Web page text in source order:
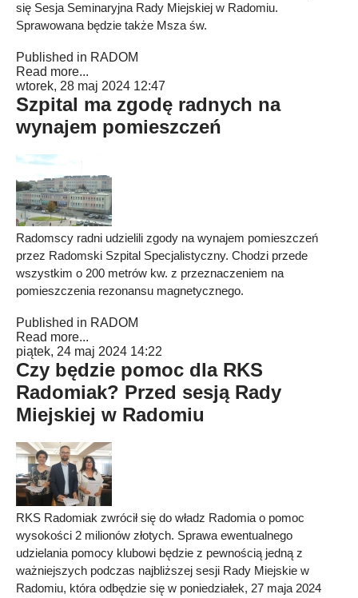
się Sesja Seminaryjna Rady Miejskiej w Radomiu.
Sprawowana będzie także Msza św.
Published in RADOM
Read more...
wtorek, 28 maj 2024 12:47
Szpital ma zgodę radnych na
wynajem pomieszczeń
Radomscy radni udzielili zgody na wynajem pomieszczeń
przez Radomski Szpital Specjalistyczny. Chodzi przede
wszystkim o 200 metrów kw. z przeznaczeniem na
pomieszczenia rezonansu magnetycznego.
Published in RADOM
Read more...
piątek, 24 maj 2024 14:22
Czy będzie pomoc dla RKS
Radomiak? Przed sesją Rady
Miejskiej w Radomiu
RKS Radomiak zwrócił się do władz Radomia o pomoc
wysokości 2 milionów złotych. Sprawa ewentualnego
udzielania pomocy klubowi będzie z pewnością jedną z
ważniejszych podczas najbliższej sesji Rady Miejskie w
Radomiu, która odbędzie się w poniedziałek, 27 maja 2024